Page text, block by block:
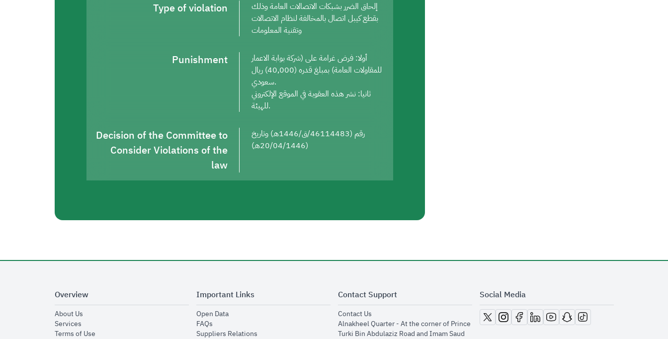
Type of violation
إلحاق الضرر بشبكات الاتصالات العامة وذلك
بقطع كيبل اتصال بالمخالفة لنظام الاتصالات
وتقنية المعلومات
Punishment
أولا: فرض غرامة على (شركة بوابة الاعمار
للمقاولات العامة) بمبلغ قدره (40,000) ريال
سعودي.
ثانيا: نشر هذه العقوبة في الموقع الإلكتروني
للهيئة.
Decision of the Committee to
Consider Violations of the
law
رقم (46114483/ق/1446هـ) وتاريخ
(20/04/1446هـ)
Overview
About Usopens in new window
Servicesopens in new window
Terms of Useopens in new window
Important Links
Open Dataopens in new window
FAQsopens in new window
Suppliers Relationsopens in new window
Contact Support
Contact Usopens in new window
Alnakheel Quarter - At the corner of Prince
Turki Bin Abdulaziz Road and Imam Saud
Social Media
opens in new window
opens in new window
opens in new window
opens in new window
opens in new window
opens in new window
opens in new window